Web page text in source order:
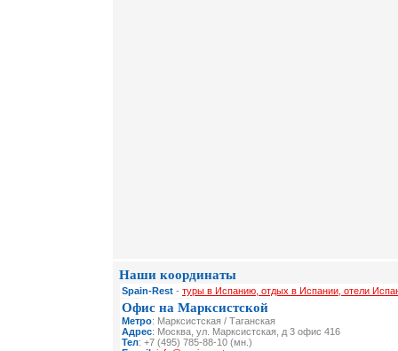
Наши координаты
Spain-Rest - туры в Испанию, отдых в Испании, отели
Офис на Марксистской
Метро: Марксистская / Таганская
Адрес: Москва, ул. Марксистская, д 3 офис 416
Тел: +7 (495) 785-88-10 (мн.)